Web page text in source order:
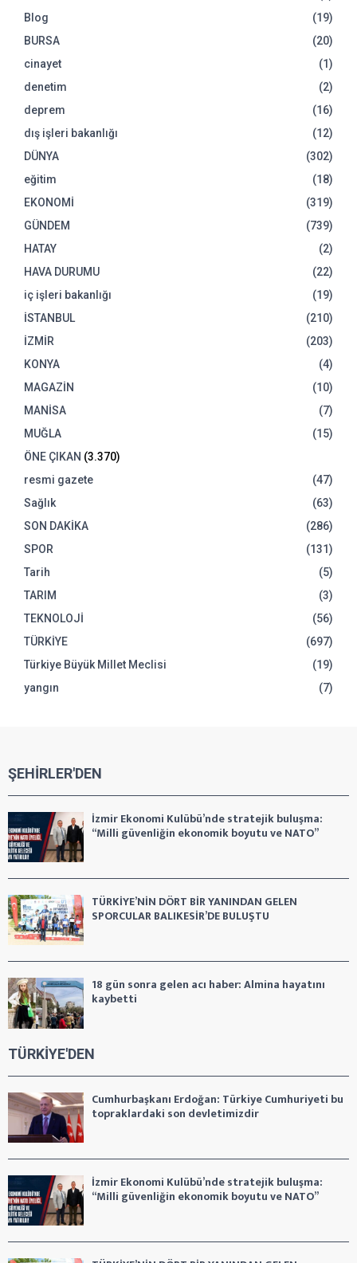
Blog
(19)
BURSA
(20)
cinayet
(1)
denetim
(2)
deprem
(16)
dış işleri bakanlığı
(12)
DÜNYA
(302)
eğitim
(18)
EKONOMİ
(319)
GÜNDEM
(739)
HATAY
(2)
HAVA DURUMU
(22)
iç işleri bakanlığı
(19)
İSTANBUL
(210)
İZMİR
(203)
KONYA
(4)
MAGAZİN
(10)
MANİSA
(7)
MUĞLA
(15)
ÖNE ÇIKAN (3.370)
resmi gazete
(47)
Sağlık
(63)
SON DAKİKA
(286)
SPOR
(131)
Tarih
(5)
TARIM
(3)
TEKNOLOJİ
(56)
TÜRKİYE
(697)
Türkiye Büyük Millet Meclisi
(19)
yangın
(7)
ŞEHİRLER'DEN
İzmir Ekonomi Kulübü’nde stratejik buluşma:
“Milli güvenliğin ekonomik boyutu ve NATO”
TÜRKİYE’NİN DÖRT BİR YANINDAN GELEN
SPORCULAR BALIKESİR’DE BULUŞTU
18 gün sonra gelen acı haber: Almina hayatını
kaybetti
TÜRKİYE'DEN
Cumhurbaşkanı Erdoğan: Türkiye Cumhuriyeti bu
topraklardaki son devletimizdir
İzmir Ekonomi Kulübü’nde stratejik buluşma:
“Milli güvenliğin ekonomik boyutu ve NATO”